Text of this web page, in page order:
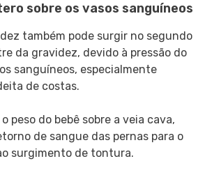
sobre os vasos sanguíneos
também pode surgir no segundo
da gravidez, devido à pressão do
sanguíneos, especialmente
de costas.
peso do bebê sobre a veia cava,
de sangue das pernas para o
surgimento de tontura.